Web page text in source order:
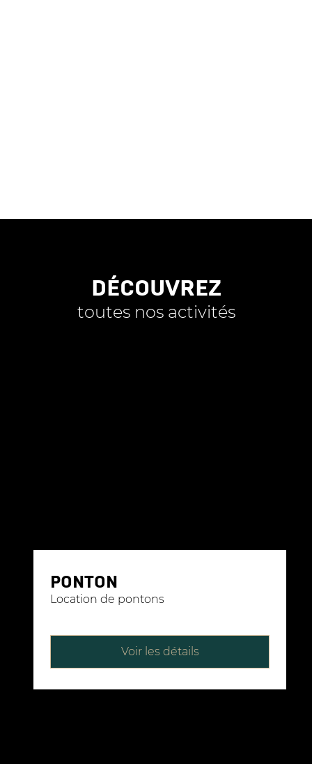
DÉCOUVREZ
toutes nos activités
PONTON
Location de pontons
Voir les détails